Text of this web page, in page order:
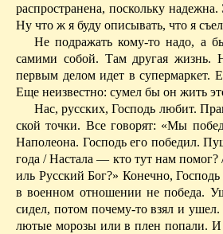
распространена, поскольку
Ну что ж я буду описывать, что я
Не подражать кому-то надо, а
самими собой. Там другая жизнь.
первым делом идет в супермаркет.
Еще неизвестно: сумел бы он жить
Нас, русских, Господь любит.
ской точки. Все говорят: «Мы
Наполеона. Господь его победил.
года / Настала — кто тут нам помог?
иль Русский Бог?» Конечно,
в военном отношении не победа.
сидел, потом почему-то взял и ушел.
лютые морозы или в плен попали. И